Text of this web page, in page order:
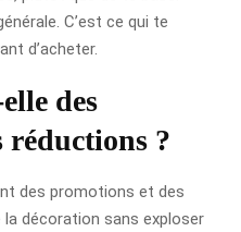
C’est ce qui te
d’acheter.
des
réductions ?
des promotions et des
décoration sans exploser